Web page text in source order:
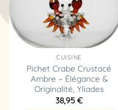
CUISINE
Pichet Crabe Crustacé
Ambre – Élégance &
Originalité, Yliades
38,95€